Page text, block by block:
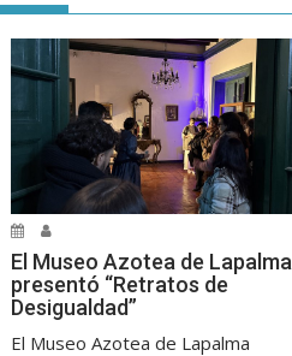
El Museo Azotea de Lapalma
presentó “Retratos de
Desigualdad”
El Museo Azotea de Lapalma